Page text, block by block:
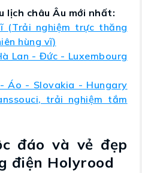
lịch châu Âu mới nhất:
(Trải nghiệm trực thăng
hùng vĩ)
Lan - Đức - Luxembourg
Áo - Slovakia - Hungary
trải nghiệm tắm
đáo và vẻ đẹp
điện Holyrood